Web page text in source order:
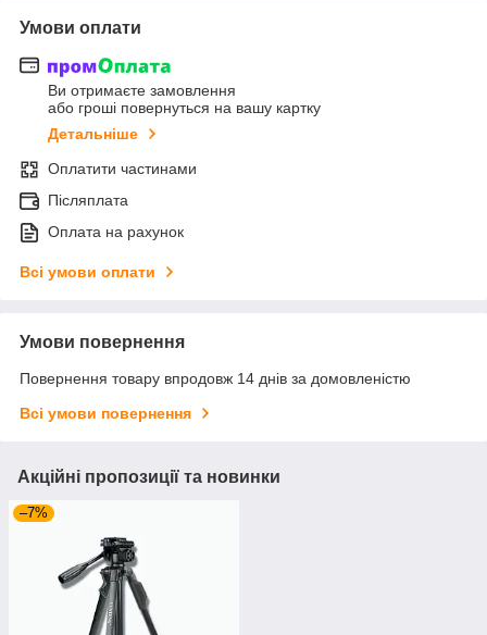
Умови оплати
Ви отримаєте замовлення
або гроші повернуться на вашу картку
Детальніше
Оплатити частинами
Післяплата
Оплата на рахунок
Всі умови оплати
Умови повернення
Повернення товару впродовж 14 днів за домовленістю
Всі умови повернення
Акційні пропозиції та новинки
–7%